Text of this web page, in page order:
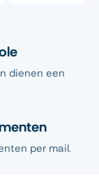
dienen een
per mail.